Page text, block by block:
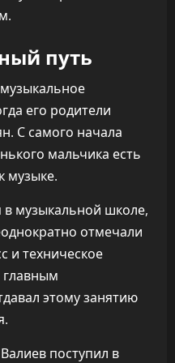
путь
его родители
С самого начала
мальчика есть
музыке.
в музыкальной школе,
отмечали
и техническое
главным
этому занятию
поступил в